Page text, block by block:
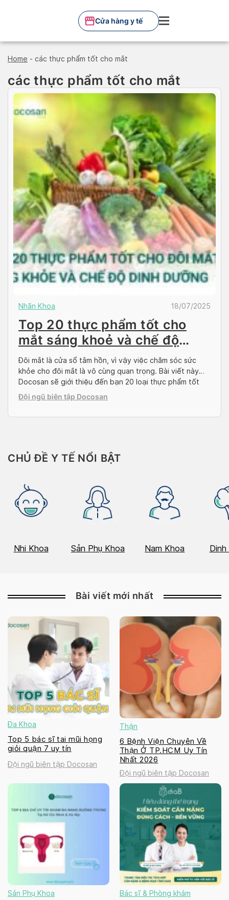
Cửa hàng y tế
Home - các thực phẩm tốt cho mắt
các thực phẩm tốt cho mắt
Nhãn Khoa 18/07/2025
Top 20 thực phẩm tốt cho
mắt sáng khoẻ và chế độ
dinh dưỡng
Đôi mắt là cửa sổ tâm hồn, vì vậy việc chăm sóc sức
khỏe cho đôi mắt là vô cùng quan trọng. Bài viết này
Docosan sẽ giới thiệu đến bạn 20 loại thực phẩm tốt
cho mắt, giàu dinh dưỡng, giúp bạn sở hữu đôi mắt sáng
khỏe. Các Chất Dinh Dưỡng Thiết Yếu […]
Đội ngũ biên tập Docosan
CHỦ ĐỀ Y TẾ NỔI BẬT
Nhi Khoa Sản Phụ Khoa Nam Khoa Dinh
Bài viết mới nhất
Đa Khoa
Top 5 bác sĩ tai mũi họng
giỏi quận 7 uy tín
Đội ngũ biên tập Docosan
Thận
6 Bệnh Viện Chuyên Về
Thận Ở TP.HCM Uy Tín
Nhất 2026
Đội ngũ biên tập Docosan
Sản Phụ Khoa Bác sĩ & Phòng khám